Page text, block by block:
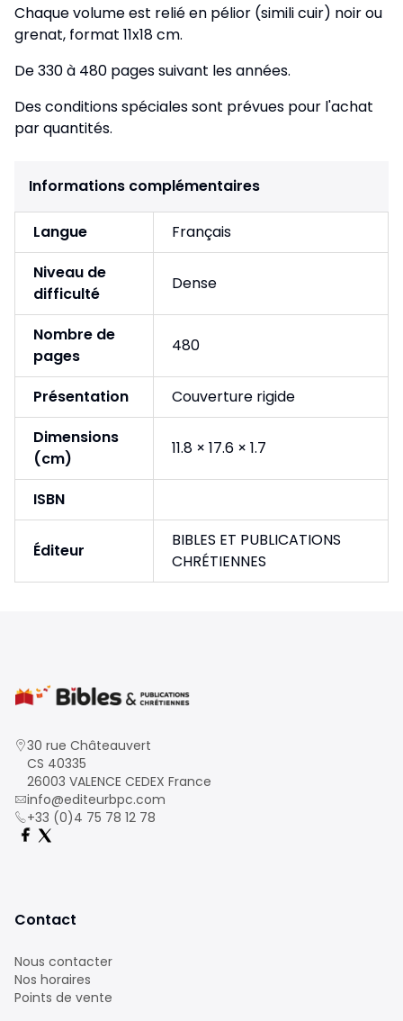
Chaque volume est relié en pélior (simili cuir) noir ou
grenat, format 11x18 cm.
De 330 à 480 pages suivant les années.
Des conditions spéciales sont prévues pour l'achat
par quantités.
Informations complémentaires
Langue
Français
Niveau de
difficulté
Dense
Nombre de
pages
480
Présentation
Couverture rigide
Dimensions
(cm)
11.8 × 17.6 × 1.7
ISBN
Éditeur
BIBLES ET PUBLICATIONS
CHRÉTIENNES
30 rue Châteauvert
CS 40335
26003 VALENCE CEDEX France
info@editeurbpc.com
+33 (0)4 75 78 12 78
Contact
Nous contacter
Nos horaires
Points de vente